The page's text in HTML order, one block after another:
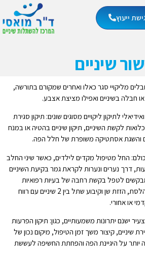
ייעוץ
שיניים
מליקויי סגר כאלו ואחרים שמקורם בתורשה,
חבלה בשיניים ואפילו מציצת אצבע.
לתיקון ליקויים מסוגים שונים: תיקון סגירת
לקשת השיניים, תיקון שיניים בהטיה או במנח
והשגת אסתטיקה משופרת של חלל הפה.
החל מטיפול מקדים לילדים, כאשר שיני החלב
דרך נערים ונערות לקראת גמר בקיעת השיניים
לטפל בקשת רחבה של בעיות רפואיות
ואסתטיות, כמו שינוי במבנה הלסת, הזזת שן וקיבוע שתל בין 2 שיניים עם רווח
או אחורי.
ישנם יתרונות משמעותיים, כגון: תיקון הפרעות
קיצור משך זמן הטיפול, מיקום נכון של
יותר על היגיינת הפה והפחתת החשיפה לעששת